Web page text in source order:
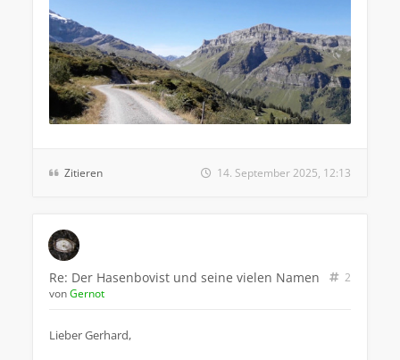
Zitieren 14. September 2025, 12:13
Re: Der Hasenbovist und seine vielen Namen
2
vonGernot
Lieber Gerhard,